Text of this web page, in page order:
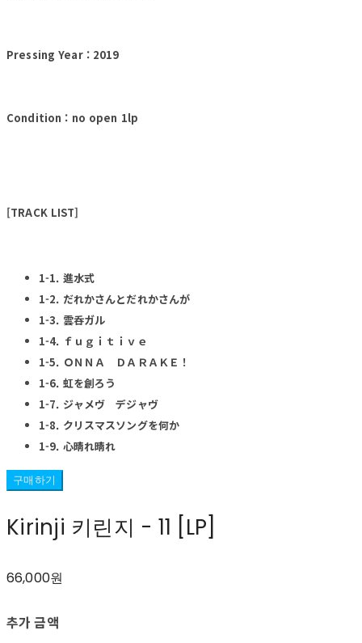
Pressing Year : 2019
Condition : no open 1lp
[TRACK LIST]
1-1. 進水式
1-2. だれかさんとだれかさんが
1-3. 雲呑ガル
1-4. ｆｕｇｉｔｉｖｅ
1-5. ＯＮＮＡ ＤＡＲＡＫＥ！
1-6. 虹を創ろう
1-7. ジャメヴ デジャヴ
1-8. クリスマスソングを何か
1-9. 心晴れ晴れ
구매하기
Kirinji 키린지 - 11 [LP]
66,000원
추가 금액